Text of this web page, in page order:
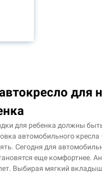
для
для ребенка должны
автомобильного кресла
Сегодня для
еще комфортнее.
лет. Выбирая мягкий